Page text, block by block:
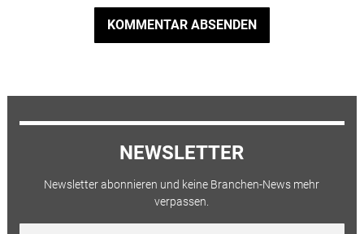
KOMMENTAR ABSENDEN
NEWSLETTER
Newsletter abonnieren und keine Branchen-News mehr
verpassen.